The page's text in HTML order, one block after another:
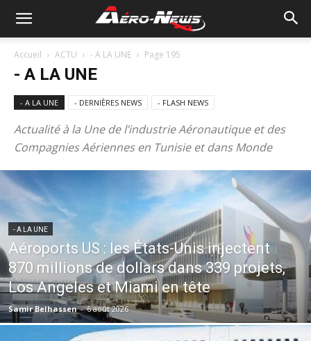
Accueil ACTU - A LA UNE Page 195
- A LA UNE
- A LA UNE - DERNIÈRES NEWS - FLASH NEWS
Actualité à la Une de l’industrie Aéronautique et des
Compagnies Aériennes en Tunisie et dans Monde
- A LA UNE
Aéroports US : les États-Unis injectent
870 millions de dollars dans 339 projets,
Los Angeles et Miami en tête
Samir Belhassen - 6 août 2026